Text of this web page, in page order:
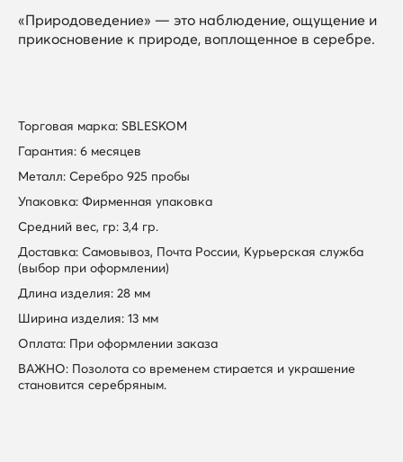
«Природоведение» — это наблюдение, ощущение и
прикосновение к природе, воплощенное в серебре.
Торговая марка: SBLESKOM
Гарантия: 6 месяцев
Металл: Серебро 925 пробы
Упаковка: Фирменная упаковка
Средний вес, гр: 3,4 гр.
Доставка: Самовывоз, Почта России, Курьерская служба
(выбор при оформлении)
Длина изделия: 28 мм
Ширина изделия: 13 мм
Оплата: При оформлении заказа
ВАЖНО: Позолота со временем стирается и украшение
становится серебряным.